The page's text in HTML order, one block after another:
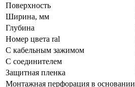
Поверхность
Ширина, мм
Глубина
Номер цвета ral
С кабельным зажимом
С соединителем
Защитная пленка
Монтажная перфорация в основании